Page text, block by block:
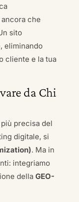
che
sito
eliminando
cliente e la tua
da Chi
precisa del
digitale, si
. Ma in
integriamo
della GEO-